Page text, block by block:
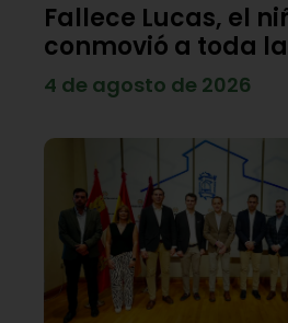
Fallece Lucas, el
conmovió a toda
4 de agosto de 2026